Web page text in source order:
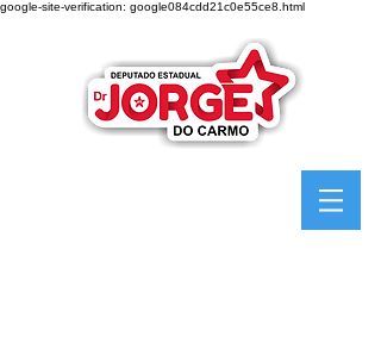
google-site-verification: google084cdd21c0e55ce8.html